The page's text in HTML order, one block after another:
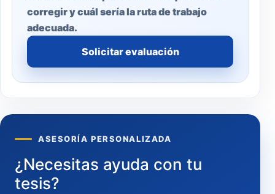
corregir y cuál sería la ruta de trabajo
adecuada.
Solicitar evaluación
ASESORÍA PERSONALIZADA
¿Necesitas ayuda con tu
tesis?